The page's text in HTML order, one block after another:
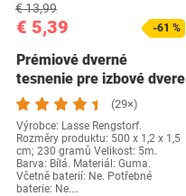
€ 5,39
€ 13,99
-61 %
Prémiové dverné
tesnenie pre izbové dvere
proti prievanu, v…
(29×)
Výrobce: Lasse Rengstorf.
Rozměry produktu: 500 x 1,2 x 1,5
cm; 230 gramů Velikost: 5m.
Barva: Bílá. Materiál: Guma.
Včetně baterií: Ne. Potřebné
baterie: Ne.…